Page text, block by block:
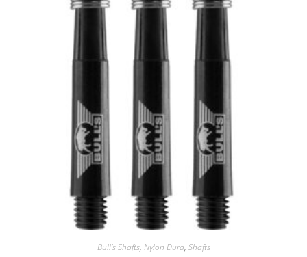
Bull's Shafts, Nylon Dura, Shafts